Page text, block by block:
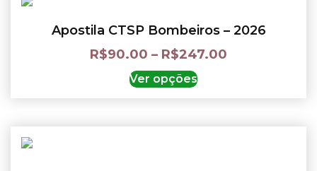
Apostila CTSP Bombeiros – 2026
R$90.00 – R$247.00
Ver opções